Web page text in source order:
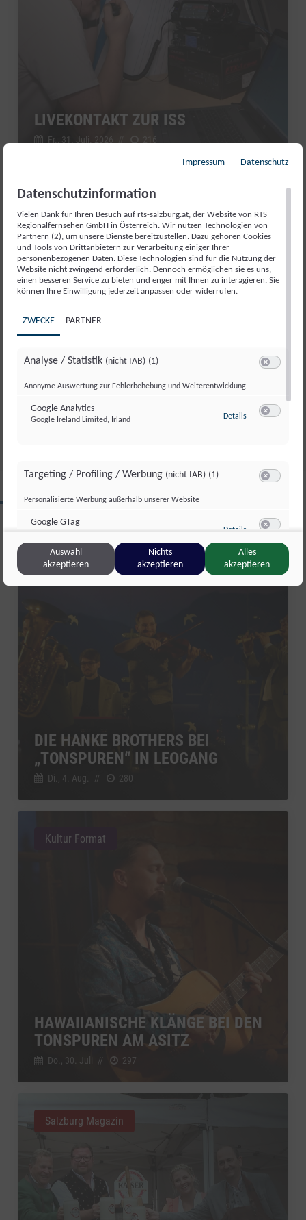
LIVEKONTAKT ZUR ISS
Fr., 31. Juli. 2026
GUT AIDERBICHL: LIEBLINGSTIER
JULI 2026
Fr., 31. Juli. 2026 //
Salzburg Magazin
CLIPS AUS DIESER REGION
DIE HANKE BROTHERS BEI
„TONSPUREN“ IN LEOGANG
Di., 4. Aug. // 280
Salzburg Magazin
HAWAIIANISCHE KLÄNGE BEI DEN
TONSPUREN AM ASITZ
Do., 30. Juli // 297
Kultur Format
Salzburg Magazin
Impressum Datenschutz
Datenschutzinformation
Vielen Dank für Ihren Besuch auf rts-salzburg.at, der Website von RTS
Regionalfernsehen GmbH in Österreich. Wir nutzen Technologien von
Partnern (2), um unsere Dienste bereitzustellen. Dazu gehören Cookies
und Tools von Drittanbietern zur Verarbeitung einiger Ihrer
personenbezogenen Daten. Diese Technologien sind für die Nutzung der
Website nicht zwingend erforderlich. Dennoch ermöglichen sie es uns,
einen besseren Service zu bieten und enger mit Ihnen zu interagieren. Sie
können Ihre Einwilligung jederzeit anpassen oder widerrufen.
ZWECKE PARTNER
Analyse / Statistik (nicht IAB) (1)
Anonyme Auswertung zur Fehlerbehebung und Weiterentwicklung
Google Analytics
Google Ireland Limited, Irland Details zu Google
Targeting / Profiling / Werbung (nicht IAB) (1)
Personalisierte Werbung außerhalb unserer Website
Google GTag
Google Ireland Limited, Irland Details zu Google GTag
Switch zum
Sonstige Inhalte(nicht IAB) (2)
Auswahl
akzeptieren
Nichts
akzeptieren
Alles
akzeptieren